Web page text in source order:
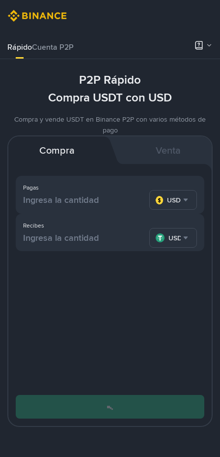
RápidoCuenta P2P
P2P Rápido
Compra USDT con USD
Compra y vende USDT en Binance P2P con varios métodos de
pago
Compra Venta
Pagas
USD
Recibes
USDT